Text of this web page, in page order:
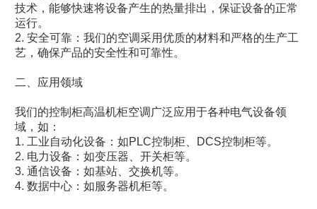
技术，能够快速将设备产生的热量排出，保证设备的正常
运行。
2. 安全可靠：我们的空调采用优质的材料和严格的生产工
艺，确保产品的安全性和可靠性。
二、应用领域
我们的控制柜高温机柜空调广泛应用于各种电气设备领
域，如：
1. 工业自动化设备：如PLC控制柜、DCS控制柜等。
2. 电力设备：如变压器、开关柜等。
3. 通信设备：如基站、交换机等。
4. 数据中心：如服务器机柜等。